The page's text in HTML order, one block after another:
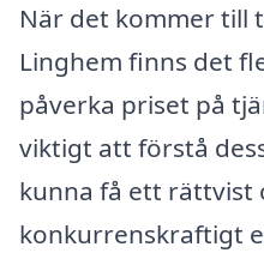
När det kommer till
Linghem finns det
påverka priset på
viktigt att förstå
kunna få ett rättvist
konkurrenskraftigt